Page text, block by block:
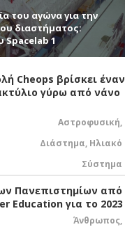
του αγώνα για την
διαστήματος:
Spacelab 1
Cheops βρίσκει έναν
γύρω από νάνο
Αστροφυσική,
Διάστημα, Ηλιακό
Σύστημα
Πανεπιστημίων από
Education για το 2023
Άνθρωπος,